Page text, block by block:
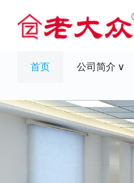
首页 公司简介